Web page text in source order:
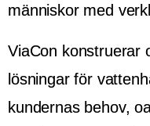
människor med
ViaCon konstruerar
lösningar för
kundernas behov,